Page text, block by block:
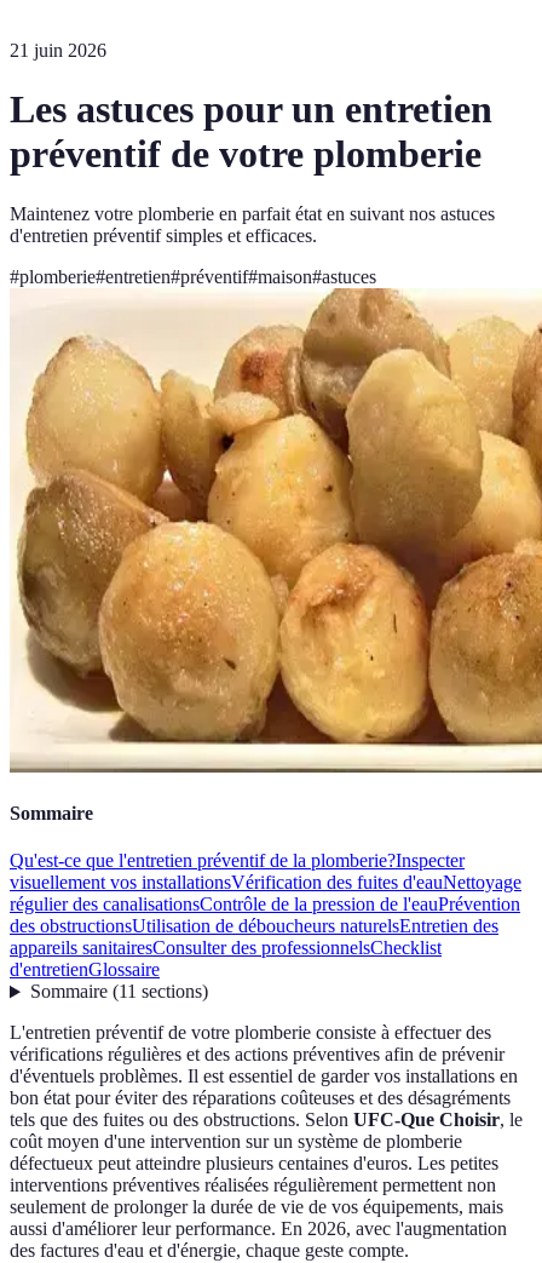
21 juin 2026
Les astuces pour un entretien
préventif de votre plomberie
Maintenez votre plomberie en parfait état en suivant nos astuces
d'entretien préventif simples et efficaces.
#plomberie#entretien#préventif#maison#astuces
Sommaire
Qu'est-ce que l'entretien préventif de la plomberie?Inspecter
visuellement vos installationsVérification des fuites d'eauNettoyage
régulier des canalisationsContrôle de la pression de l'eauPrévention
des obstructionsUtilisation de déboucheurs naturelsEntretien des
appareils sanitairesConsulter des professionnelsChecklist
d'entretienGlossaire
Sommaire(11 sections)
L'entretien préventif de votre plomberie consiste à effectuer des
vérifications régulières et des actions préventives afin de prévenir
d'éventuels problèmes. Il est essentiel de garder vos installations en
bon état pour éviter des réparations coûteuses et des désagréments
tels que des fuites ou des obstructions. Selon UFC-Que Choisir, le
coût moyen d'une intervention sur un système de plomberie
défectueux peut atteindre plusieurs centaines d'euros. Les petites
interventions préventives réalisées régulièrement permettent non
seulement de prolonger la durée de vie de vos équipements, mais
aussi d'améliorer leur performance. En 2026, avec l'augmentation
des factures d'eau et d'énergie, chaque geste compte.